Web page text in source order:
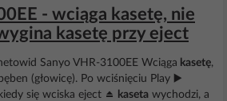
- wciąga kasetę, nie
kasetę przy eject
Sanyo VHR-3100EE Wciąga kasetę,
(głowicę). Po wciśnięciu Play ▶️
się wciska eject ⏏️ kaseta wychodzi, a